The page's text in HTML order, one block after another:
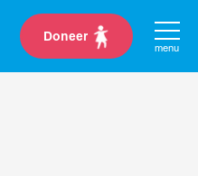
Doneer
menu